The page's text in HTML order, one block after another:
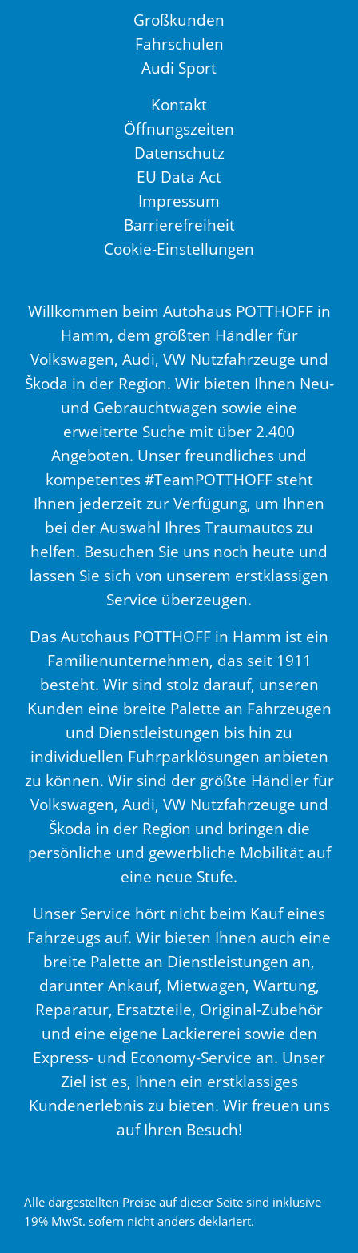
Großkunden
Fahrschulen
Audi Sport
Kontakt
Öffnungszeiten
Datenschutz
EU Data Act
Impressum
Barrierefreiheit
Cookie-Einstellungen
Willkommen beim Autohaus POTTHOFF in
Hamm, dem größten Händler für
Volkswagen, Audi, VW Nutzfahrzeuge und
Škoda in der Region. Wir bieten Ihnen Neu-
und Gebrauchtwagen sowie eine
erweiterte Suche mit über 2.400
Angeboten. Unser freundliches und
kompetentes #TeamPOTTHOFF steht
Ihnen jederzeit zur Verfügung, um Ihnen
bei der Auswahl Ihres Traumautos zu
helfen. Besuchen Sie uns noch heute und
lassen Sie sich von unserem erstklassigen
Service überzeugen.
Das Autohaus POTTHOFF in Hamm ist ein
Familienunternehmen, das seit 1911
besteht. Wir sind stolz darauf, unseren
Kunden eine breite Palette an Fahrzeugen
und Dienstleistungen bis hin zu
individuellen Fuhrparklösungen anbieten
zu können. Wir sind der größte Händler für
Volkswagen, Audi, VW Nutzfahrzeuge und
Škoda in der Region und bringen die
persönliche und gewerbliche Mobilität auf
eine neue Stufe.
Unser Service hört nicht beim Kauf eines
Fahrzeugs auf. Wir bieten Ihnen auch eine
breite Palette an Dienstleistungen an,
darunter Ankauf, Mietwagen, Wartung,
Reparatur, Ersatzteile, Original-Zubehör
und eine eigene Lackiererei sowie den
Express- und Economy-Service an. Unser
Ziel ist es, Ihnen ein erstklassiges
Kundenerlebnis zu bieten. Wir freuen uns
auf Ihren Besuch!
Alle dargestellten Preise auf dieser Seite sind inklusive
19% MwSt. sofern nicht anders deklariert.